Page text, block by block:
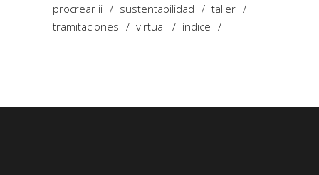
procrear ii
sustentabilidad
taller
tramitaciones
virtual índice